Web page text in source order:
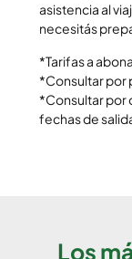
asistencia al
necesitás
*Tarifas a
*Consultar por
*Consultar por
fechas de
Los